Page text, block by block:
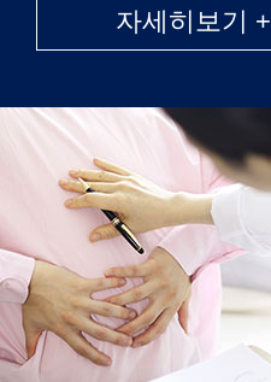
자세히보기 +